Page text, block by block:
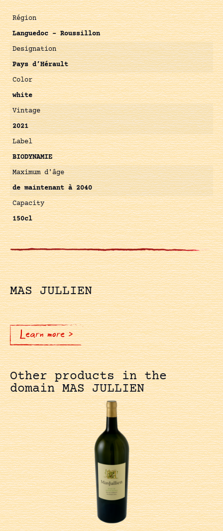
Région
Languedoc – Roussillon
Designation
Pays d’Hérault
Color
white
Vintage
2021
Label
BIODYNAMIE
Maximum d'âge
de maintenant à 2040
Capacity
150cl
MAS JULLIEN
Learn more >
Other products in the
domain MAS JULLIEN